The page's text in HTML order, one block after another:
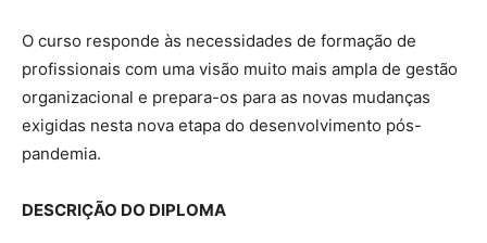
O curso responde às necessidades de formação de
profissionais com uma visão muito mais ampla de gestão
organizacional e prepara-os para as novas mudanças
exigidas nesta nova etapa do desenvolvimento pós-
pandemia.
DESCRIÇÃO DO DIPLOMA